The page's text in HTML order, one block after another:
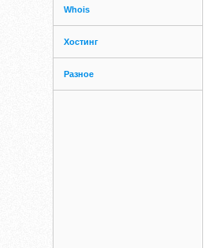
Whois
Хостинг
Разное